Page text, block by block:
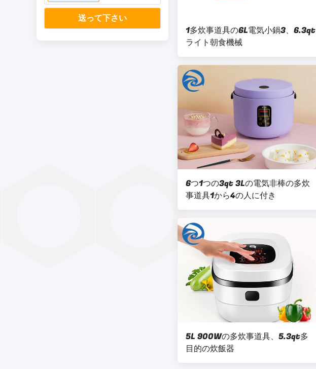
送って下さい
1多炊事道具の6L電気小鍋3、6.3qt
ライト朝食機械
6つ1つの3qt 3Lの電気非棒の多炊
事道具1から4の人に付き
5L 900Wの多炊事道具、5.3qt多
目的の炊飯器